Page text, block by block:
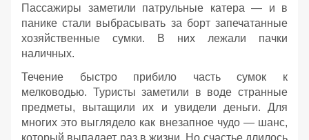
Пассажиры заметили патрульные катера — и в
панике стали выбрасывать за борт запечатанные
хозяйственные сумки. В них лежали пачки
наличных.
Течение быстро прибило часть сумок к
мелководью. Туристы заметили в воде странные
предметы, вытащили их и увидели деньги. Для
многих это выглядело как внезапное чудо — шанс,